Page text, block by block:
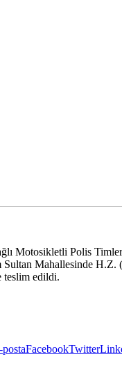
Motosikletli Polis
Mahallesinde H.Z.
teslim edildi.
FacebookTwitter